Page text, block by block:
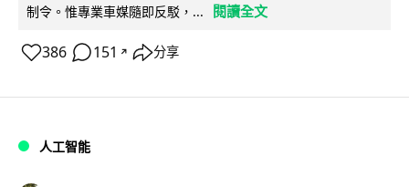
制令。惟專業車媒隨即反駁，...
閱讀全文
386 151 ↗ 分享
人工智能